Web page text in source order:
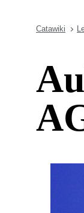
Catawiki